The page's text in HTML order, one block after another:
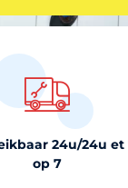
24u/24u et
op 7